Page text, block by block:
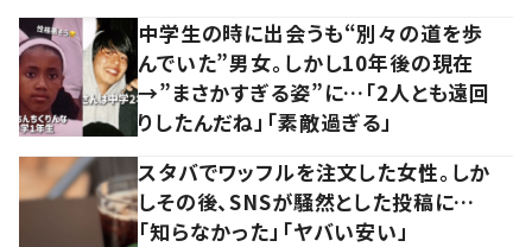
中学生の時に出会うも“別々の道を歩
んでいた”男女。しかし10年後の現在
→”まさかすぎる姿”に…「2人とも遠回
りしたんだね」「素敵過ぎる」
スタバでワッフルを注文した女性。しか
しその後、SNSが騒然とした投稿に…
「知らなかった」「ヤバい安い」